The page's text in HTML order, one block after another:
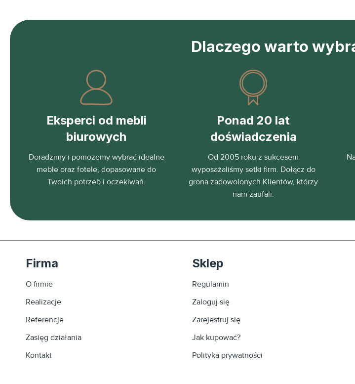
Dlaczego warto
Eksperci od mebli
biurowych
Doradzimy i pomożemy wybrać idealne
meble oraz fotele, dopasowane do
Twoich potrzeb i oczekiwań.
Ponad 20 lat
doświadczenia
Od 2005 roku z sukcesem
wyposażaliśmy setki firm. Dołącz do
grona zadowolonych Klientów, którzy
nam zaufali.
Firma
O firmie
Realizacje
Referencje
Zasięg działania
Kontakt
Sklep
Regulamin
Zaloguj się
Zarejestruj się
Jak kupować?
Polityka prywatności